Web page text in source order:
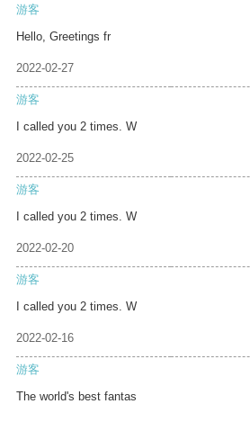
游客
Hello, Greetings fr
2022-02-27
游客
I called you 2 times. W
2022-02-25
游客
I called you 2 times. W
2022-02-20
游客
I called you 2 times. W
2022-02-16
游客
The world's best fantas